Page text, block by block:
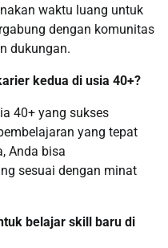
waktu luang untuk
dengan komunitas
dukungan.
kedua di usia 40+?
40+ yang sukses
yang tepat
Anda bisa
sesuai dengan minat
belajar skill baru di